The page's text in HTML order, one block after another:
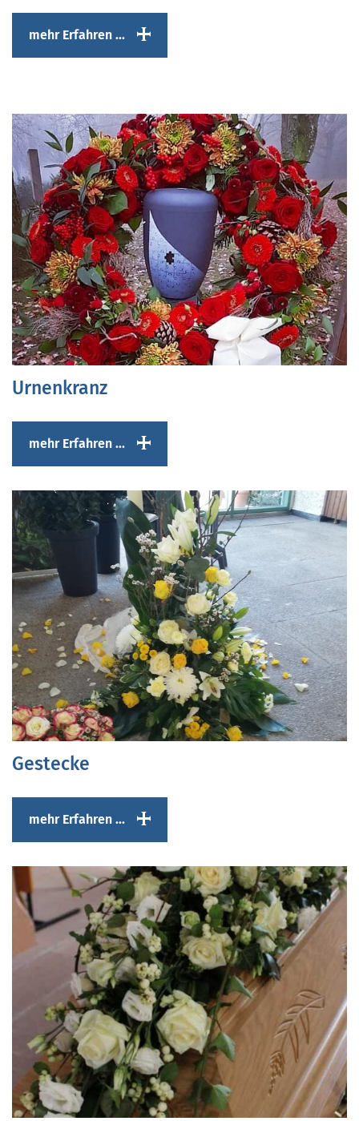
mehr Erfahren ...
Urnenkranz
mehr Erfahren ...
Gestecke
mehr Erfahren ...